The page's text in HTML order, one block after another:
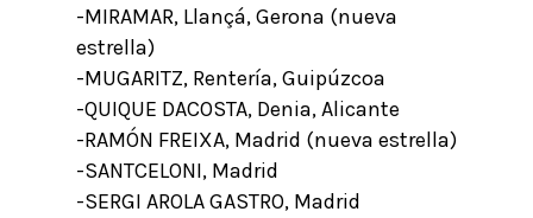
-MIRAMAR, Llançá, Gerona (nueva
estrella)
-MUGARITZ, Rentería, Guipúzcoa
-QUIQUE DACOSTA, Denia, Alicante
-RAMÓN FREIXA, Madrid (nueva estrella)
-SANTCELONI, Madrid
-SERGI AROLA GASTRO, Madrid